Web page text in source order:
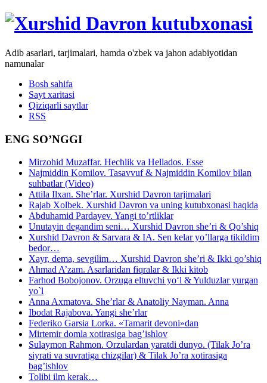
Adib asarlari, tarjimalari, hamda o'zbek va jahon adabiyotidan
namunalar
Bosh sahifa
Sayt xaritasi
Qiziqarli saytlar
RSS
ENG SO’NGGI
Mirzohid Muzaffar. Hechlik va Hellados. Esse
Najmiddin Komilov. Tasavvuf & Najmiddin Komilov bilan
suhbatlar (Video)
Attila Ilxan. She’rlar. Xurshid Davron tarjimalari
Rajab Xolbek. Xurshid Davron va uning kutubxonasi haqida
Abduhamid Pardayev. Yangi to’rtliklar
Unutayin degandim seni… Xurshid Davron she’ri & Qo’shiq
Xurshid Davron & Sarvara & IA. Sen kelar yo’llarga tikildim
bedor…
Xayr, dema, sevgilim… Xurshid Davron she’ri & Ikki qo’shiq
Ahmad A’zam. Asarlaridan fiqralar & Ikki kitob
Farhod Bobojonov. Orzuga eltuvchi yo‘l & Yulduzlar yurgan
yo`l
Anna Axmatova. She’rlar & Anatoliy Nayman. Anna
Ibodat Rajabova. Yangi she’rlar
Federiko Garsia Lorka. «Tamarit devoni»dan
Mirtemir domla xotirasiga bag’ishlov
Sulaymon Rahmon. Orzulardan yaratdi dunyo. (Tilak Jo’ra
siyrati va suvratiga chizgilar) & Tilak Jo’ra xotirasiga
bag’ishlov
Tolibi ilm kerak…